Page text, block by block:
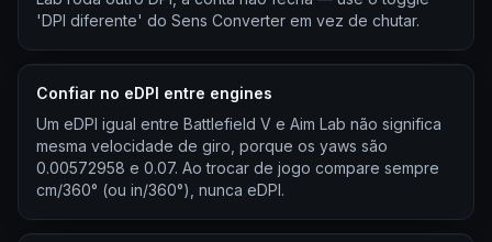
'DPI diferente' do Sens Converter em vez de chutar.
Confiar no eDPI entre engines
Um eDPI igual entre Battlefield V e Aim Lab não significa
mesma velocidade de giro, porque os yaws são
0.00572958 e 0.07. Ao trocar de jogo compare sempre
cm/360° (ou in/360°), nunca eDPI.